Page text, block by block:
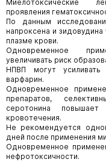
Миелотоксические
проявления
По данным
напроксена и
плазме крови.
Одновременное
увеличивать риск
НПВП могут усиливать
варфарин.
Одновременное
препаратов,
серотонина повышает
кровотечения.
Не рекомендуется
дней после применения
Одновременное
нефротоксичности.